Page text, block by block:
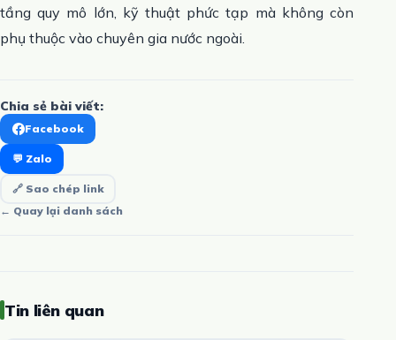
tầng quy mô lớn, kỹ thuật phức tạp mà không còn
phụ thuộc vào chuyên gia nước ngoài.
Chia sẻ bài viết:
Facebook
💬 Zalo
🔗 Sao chép link
← Quay lại danh sách
Tin liên quan